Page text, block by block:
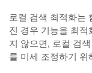
로컬 검색 최적화는
진 경우 기능을 최
지 않으면, 로컬 검
를 미세 조정하기